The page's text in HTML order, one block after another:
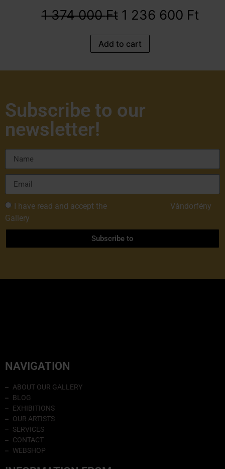
1 374 000Ft 1 236 600 Ft
Add to cart
Subscribe to our
newsletter!
I have read and accept the
Vándorfény
Gallery
Subscribe to
NAVIGATION
ABOUT OUR GALLERY
BLOG
EXHIBITIONS
OUR ARTISTS
SERVICES
CONTACT
WEBSHOP